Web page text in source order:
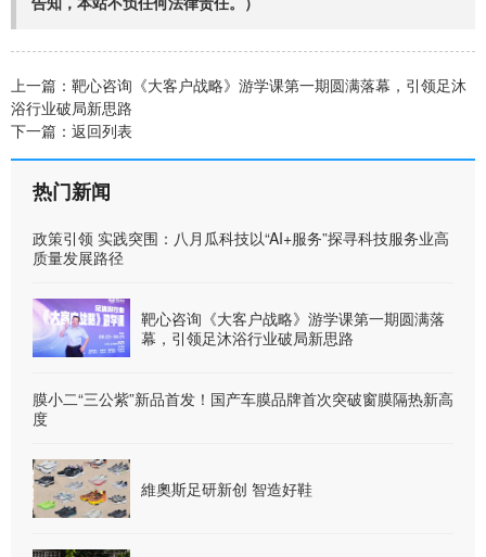
上一篇： 靶心咨询《大客户战略》游学课第一期圆满落幕，引领足沐
浴行业破局新思路
下一篇： 返回列表
热门新闻
政策引领 实践突围：八月瓜科技以“AI+服务”探寻科技服务业高
质量发展路径
靶心咨询《大客户战略》游学课第一期圆满落
幕，引领足沐浴行业破局新思路
膜小二“三公紫”新品首发！国产车膜品牌首次突破窗膜隔热新高
度
維奧斯足研新创 智造好鞋